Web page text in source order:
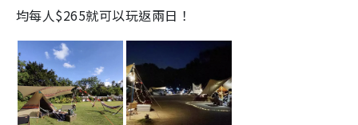
均每人$265就可以玩返兩日！